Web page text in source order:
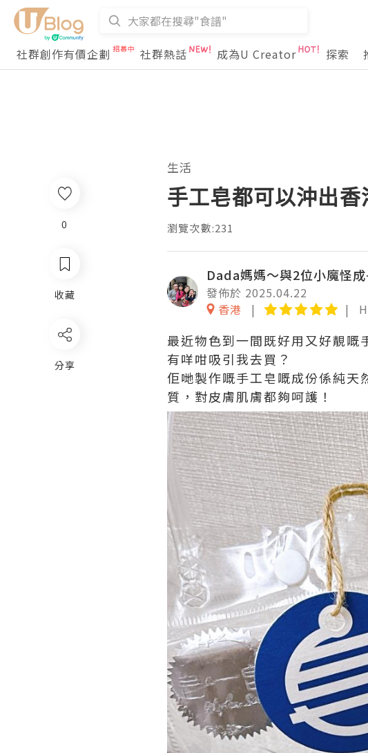
社群創作有價企劃
社群熱話 成為U Creator 探索
0
收藏
分享
生活
手工皂都可以沖出香
瀏覽次數:231
Dada媽媽～與2位小魔怪成
發佈於 2025.04.22
香港
最近物色到一間既好用又好靚嘅
有咩咁吸引我去買？
佢哋製作嘅手工皂嘅成份係純天
質，對皮膚肌膚都夠呵護！